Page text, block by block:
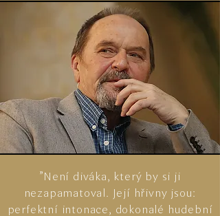
"Není diváka, který by si ji
nezapamatoval. Její hřivny jsou:
perfektní intonace, dokonalé hudební